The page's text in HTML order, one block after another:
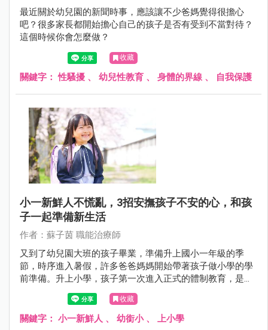
最近關於幼兒園的新聞時事，應該讓不少爸媽覺得很擔心
吧？很多家長都開始擔心自己的孩子是否有受到不當對待？
這個時候你會怎麼做？
收藏
關鍵字：性騷擾 、 幼兒性教育 、 身體的界線 、 自我保護
小一新鮮人不慌亂，3招安撫孩子不安的心，和孩
子一起準備新生活
作者：蘇子茵 職能治療師
又到了幼兒園大班的孩子畢業，準備升上國小一年級的季
節，時序進入暑假，許多爸爸媽媽開始帶著孩子做小學的學
前準備。升上小學，孩子第一次進入正式的體制教育，是一
個非常重要的時期；不管是父母還是孩子，生活都會面臨不
同的衝擊與挑戰。
收藏
關鍵字： 小一新鮮人 、 幼銜小、 上小學